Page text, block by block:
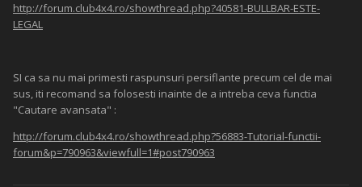
http://forum.club4x4.ro/showthread.php?40581-BULLBAR-ESTE-
LEGAL
SI ca sa nu mai primesti raspunsuri persiflante precum cel de mai
sus, iti recomand sa folosesti inainte de a intreba ceva functia
"Cautare avansata" :
http://forum.club4x4.ro/showthread.php?56883-Tutorial-functii-
forum&p=790963&viewfull=1#post790963